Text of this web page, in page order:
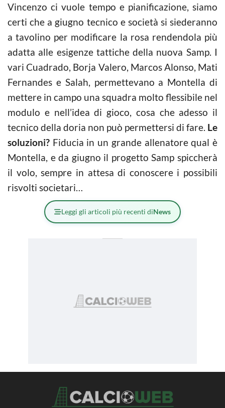
Vincenzo ci vuole tempo e pianificazione, siamo
certi che a giugno tecnico e società si siederanno
a tavolino per modificare la rosa rendendola più
adatta alle esigenze tattiche della nuova Samp. I
vari Cuadrado, Borja Valero, Marcos Alonso, Mati
Fernandes e Salah, permettevano a Montella di
mettere in campo una squadra molto flessibile nel
modulo e nell’idea di gioco, cosa che adesso il
tecnico della doria non può permettersi di fare. Le
soluzioni? Fiducia in un grande allenatore qual è
Montella, e da giugno il progetto Samp spiccherà
il volo, sempre in attesa di conoscere i possibili
risvolti societari…
Leggi gli articoli più recenti diNews